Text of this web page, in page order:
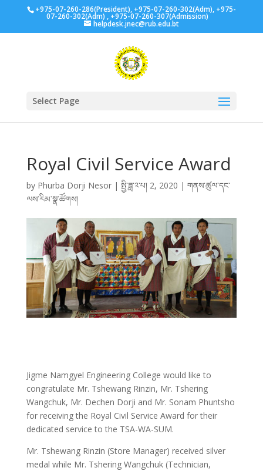
+975-07-260-286(President), +975-07-260-302(Adm), +975-
07-260-302(Adm) , +975-07-260-307(Admission)
helpdesk.jnec@rub.edu.bt
Select Page
Royal Civil Service Award
by Phurba Dorji Nesor| སྤྱི་ཟླ་༢་པ། 2, 2020 | གནས་ཚུལ་དང་
ལས་རིམ་སྣ་ཚོགས།
Jigme Namgyel Engineering College would like to
congratulate Mr. Tshewang Rinzin, Mr. Tshering
Wangchuk, Mr. Dechen Dorji and Mr. Sonam Phuntsho
for receiving the Royal Civil Service Award for their
dedicated service to the TSA-WA-SUM.
Mr. Tshewang Rinzin (Store Manager) received silver
medal while Mr. Tshering Wangchuk (Technician,